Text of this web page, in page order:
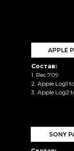
SONY
Состав:
1. Rec.709
2. Apple Log1
3. Apple Log2
APPLE